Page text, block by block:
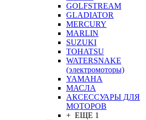
GOLFSTREAM
GLADIATOR
MERCURY
MARLIN
SUZUKI
TOHATSU
WATERSNAKE
(электромоторы)
YAMAHA
МАСЛА
АКСЕССУАРЫ ДЛЯ
МОТОРОВ
+ ЕЩЕ 1